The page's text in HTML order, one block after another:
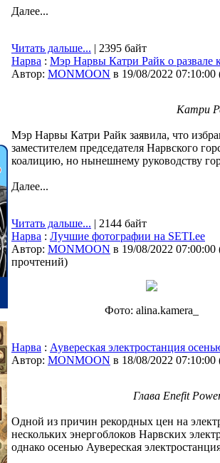
Далее...
Читать дальше... | 2395 байт
Нарва : Мэр Нарвы Катри Райк о развале
Автор: MONMOON в 19/08/2022 07:10:00
Катри
Мэр Нарвы Катри Райк заявила, что
заместителем председателя Нарвского
коалицию, но нынешнему руководству
Далее...
Читать дальше... | 2144 байт
Нарва : Лучшие фотографии на SETI.ee
Автор: MONMOON в 19/08/2022 07:00:00
прочтений)
Фото: alina.kamera_
Нарва : Аувереская электростанция
Автор: MONMOON в 18/08/2022 07:10:00
Глава Enefit
Одной из причин рекордных цен на
нескольких энергоблоков Нарвских
однако осенью Аувереская